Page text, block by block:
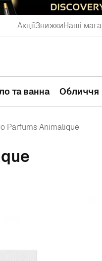
АкціїЗнижкиНаші
та ванна Обличчя
Parfums Animalique